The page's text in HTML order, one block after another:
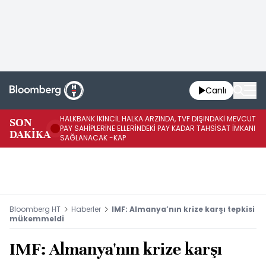
Canlı
SON
DAKİKA
HALKBANK İKİNCİL HALKA ARZINDA, TVF DIŞINDAKİ MEVCUT
PAY SAHİPLERİNE ELLERİNDEKİ PAY KADAR TAHSİSAT İMKANI
SAĞLANACAK -KAP
Bloomberg HT Haberler
IMF: Almanya’nın krize karşı tepkisi
mükemmeldi
IMF: Almanya'nın krize karşı